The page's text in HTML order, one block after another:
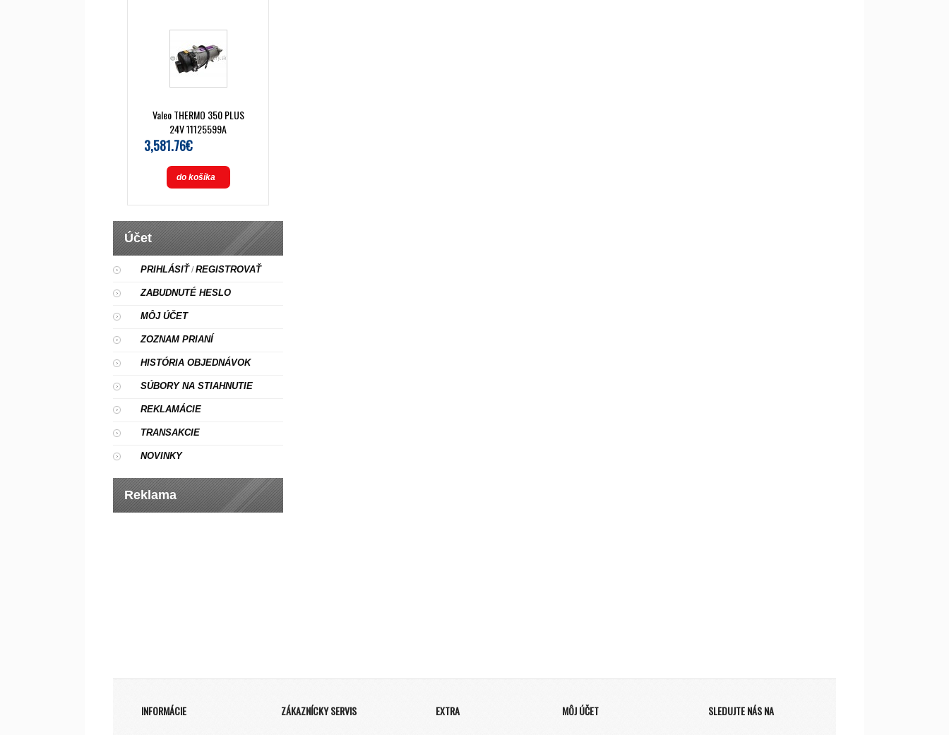
Valeo THERMO 350 PLUS
24V 11125599A
3,581.76€
do košíka
Účet
PRIHLÁSIŤ/REGISTROVAŤ
ZABUDNUTÉ HESLO
MÔJ ÚČET
ZOZNAM PRIANÍ
HISTÓRIA OBJEDNÁVOK
SÚBORY NA STIAHNUTIE
REKLAMÁCIE
TRANSAKCIE
NOVINKY
Reklama
INFORMÁCIE ZÁKAZNÍCKY SERVIS EXTRA MÔJ ÚČET SLEDUJTE NÁS NA